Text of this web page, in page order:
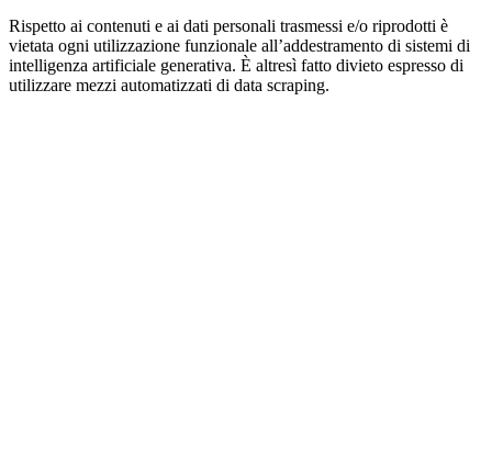
Rispetto ai contenuti e ai dati personali trasmessi e/o riprodotti è
vietata ogni utilizzazione funzionale all’addestramento di sistemi di
intelligenza artificiale generativa. È altresì fatto divieto espresso di
utilizzare mezzi automatizzati di data scraping.